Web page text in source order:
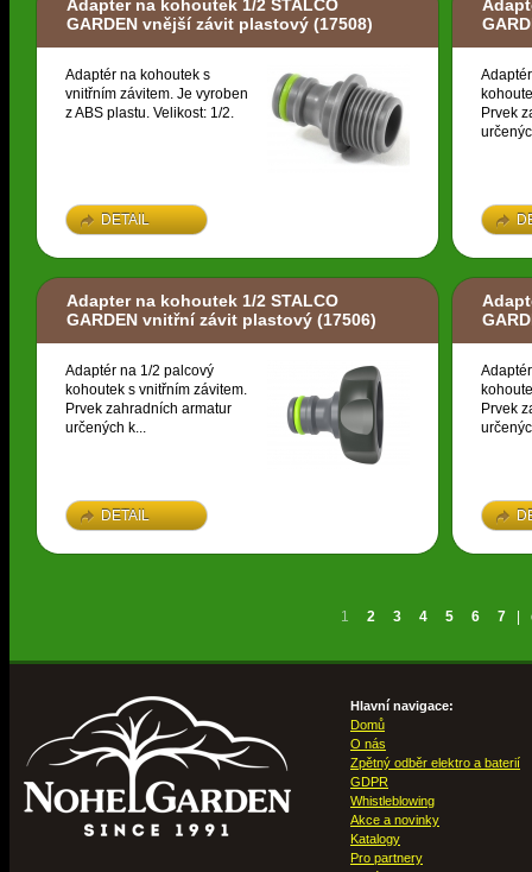
Adapter na kohoutek 1/2 STALCO
GARDEN vnější závit plastový (17508)
Adaptér na kohoutek s
vnitřním závitem. Je vyroben
z ABS plastu. Velikost: 1/2.
DETAIL
Prvek
Adapter na kohoutek 1/2 STALCO
GARDEN vnitřní závit plastový (17506)
Adaptér na 1/2 palcový
kohoutek s vnitřním závitem.
Prvek zahradních armatur
určených k...
DETAIL
Prvek
1 2 3 4 5 6 7
Hlavní navigace:
Domů
O nás
Zpětný odběr elektro a baterií
GDPR
Whistleblowing
Akce a novinky
Katalogy
Pro partnery